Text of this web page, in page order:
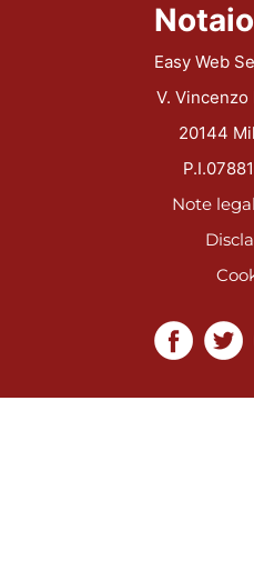
Easy Web
V. Vincenzo
20144
Note